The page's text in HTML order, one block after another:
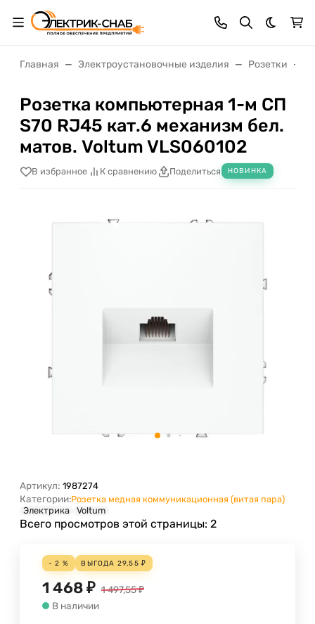
Темная
Главная Электроустановочные изделия Розетки
Розетка компьютерная 1-м СП
S70 RJ45 кат.6 механизм бел.
матов. Voltum VLS060102
В избранное К сравнению Поделиться НОВИНКА
Артикул: 1987274
Категории:Розетка медная коммуникационная (витая пара)
Электрика
Voltum
Всего просмотров этой страницы: 2
- 2 % ВЫГОДА 29,55 ₽
1 468 ₽ 1 497,55₽
В наличии